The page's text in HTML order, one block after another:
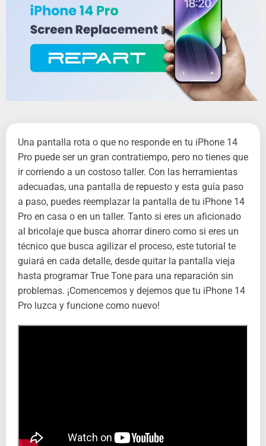
Una pantalla rota o que no responde en tu iPhone 14
Pro puede ser un gran contratiempo, pero no tienes que
ir corriendo a un costoso taller. Con las herramientas
adecuadas, una pantalla de repuesto y esta guía paso
a paso, puedes reemplazar la pantalla de tu iPhone 14
Pro en casa o en un taller. Tanto si eres un aficionado
al bricolaje que busca ahorrar dinero como si eres un
técnico que busca agilizar el proceso, este tutorial te
guiará en cada detalle, desde quitar la pantalla vieja
hasta programar True Tone para una reparación sin
problemas. ¡Comencemos y dejemos que tu iPhone 14
Pro luzca y funcione como nuevo!